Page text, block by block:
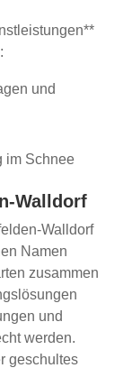
und
im Schnee
Walldorf
Walldorf
Namen
zusammen
und
werden.
geschultes